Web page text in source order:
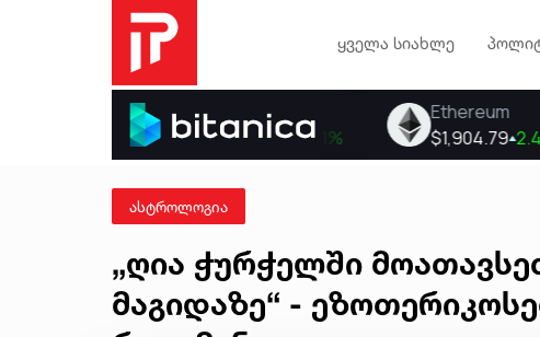
ყველა სიახლე
ასტროლოგია
„ღია ჭურჭელში
მაგიდაზე“ -